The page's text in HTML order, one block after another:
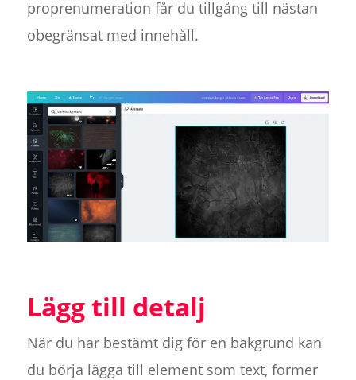
proprenumeration får du tillgång till nästan
obegränsat med innehåll.
Lägg till detalj
När du har bestämt dig för en bakgrund kan
du börja lägga till element som text, former